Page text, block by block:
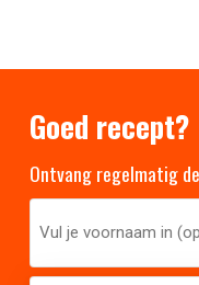
Goed recept?
Ontvang regelmatig